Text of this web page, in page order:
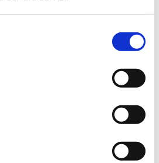
di qualità e buoni prezzi.
elettrico Stanzani, un
amplificatore, cuffie, aste e